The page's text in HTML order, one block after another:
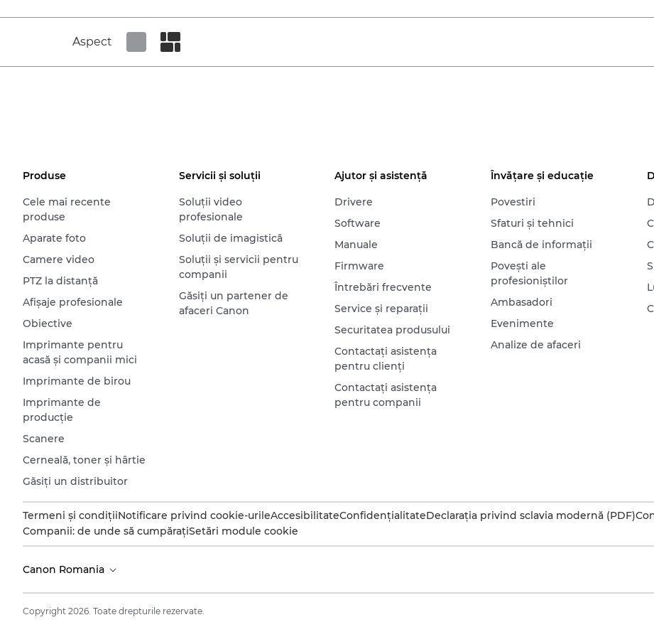
Aspect
Produse
Cele mai recente
produse
Aparate foto
Camere video
PTZ la distanţă
Afişaje profesionale
Obiective
Imprimante pentru
acasă şi companii mici
Imprimante de birou
Imprimante de
producţie
Scanere
Cerneală, toner şi hârtie
Găsiţi un distribuitor
Servicii şi soluţii
Soluţii video
profesionale
Soluţii de imagistică
Soluţii şi servicii pentru
companii
Găsiţi un partener de
afaceri Canon
Ajutor şi asistenţă
Drivere
Software
Manuale
Firmware
Întrebări frecvente
Service şi reparaţii
Securitatea produsului
Contactaţi asistenţa
pentru clienţi
Contactaţi asistenţa
pentru companii
Învăţare şi educaţie
Povestiri
Sfaturi şi tehnici
Bancă de informaţii
Poveşti ale
profesioniştilor
Ambasadori
Evenimente
Analize de afaceri
Termeni şi condiţiiNotificare privind cookie-urileAccesibilitateConfidenţialitateDeclaraţia privind sclavia modernă (PDF)
Companii: de unde să cumpăraţiSetări module cookie
Canon Romania
Copyright 2026. Toate drepturile rezervate.